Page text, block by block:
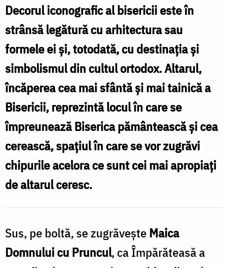
pictate
în
Sfântul
Altar?
Foto:
Ștefan
Cojocariu
Decorul iconografic al bisericii este în
strânsă legătură cu arhitectura sau
formele ei şi, totodată, cu destinaţia şi
simbolismul din cultul ortodox. Altarul,
încăperea cea mai sfântă şi mai tainică a
Bisericii, reprezintă locul în care se
împreunează Biserica pământească și cea
cerească, spațiul în care se vor zugrăvi
chipurile acelora ce sunt cei mai apropiaţi
de altarul ceresc.
Sus, pe boltă, se zugrăveşteMaica
Domnului cu Pruncul, ca Împărăteasă a